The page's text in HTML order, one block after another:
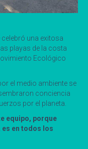
una exitosa
playas de la costa
Ecológico
el medio ambiente se
conciencia
por el planeta.
equipo, porque
en todos los